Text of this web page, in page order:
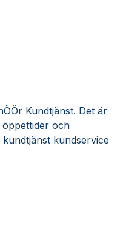
Kundtjänst. Det är
och
kundservice